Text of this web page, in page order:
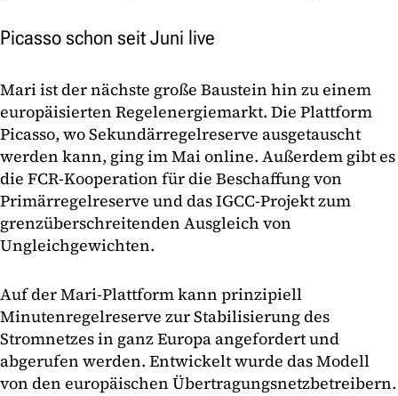
Picasso schon seit Juni live
Mari ist der nächste große Baustein hin zu einem
europäisierten Regelenergiemarkt. Die Plattform
Picasso, wo Sekundärregelreserve ausgetauscht
werden kann, ging im Mai online. Außerdem gibt es
die FCR-Kooperation für die Beschaffung von
Primärregelreserve und das IGCC-Projekt zum
grenzüberschreitenden Ausgleich von
Ungleichgewichten.
Auf der Mari-Plattform kann prinzipiell
Minutenregelreserve zur Stabilisierung des
Stromnetzes in ganz Europa angefordert und
abgerufen werden. Entwickelt wurde das Modell
von den europäischen Übertragungsnetzbetreibern.